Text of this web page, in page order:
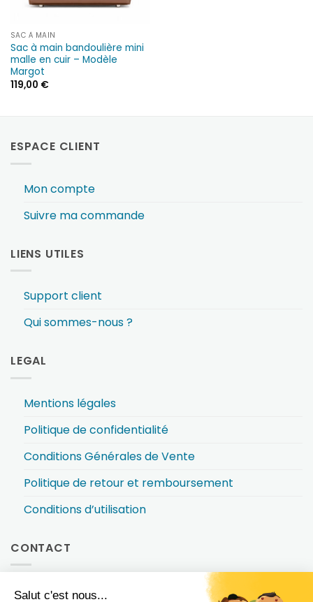
SAC À MAIN
Sac à main bandoulière mini
malle en cuir – Modèle
Margot
119,00 €
ESPACE CLIENT
Mon compte
Suivre ma commande
LIENS UTILES
Support client
Qui sommes-nous ?
LEGAL
Mentions légales
Politique de confidentialité
Conditions Générales de Vente
Politique de retour et remboursement
Conditions d’utilisation
CONTACT
Pour toute demande ou besoin d’accompagnement,